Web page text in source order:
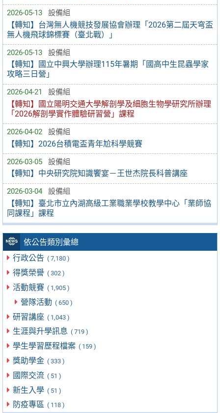
2026-05-13 設備組
【轉知】台灣無人機競技發展協會辦理「2026第二屆天穹盃
無人機飛球錦標賽（臺北戰）」
2026-05-13 設備組
【轉知】國立中興大學辦理115年暑期「國高中生昆蟲學家
攻略三日營」
2026-04-21 設備組
【轉知】國立陽明交通大學解剖學及細胞生物學研究所辦理
「2026解剖學實作體驗研習營」課程
2026-04-02 設備組
【轉知】2026台積電盃青年尬科學競賽
2026-03-05 設備組
【轉知】中央研究院知識饗宴－王世杰院長科普講座
2026-03-04 設備組
【轉知】臺北市立內湖高級工業職業學校教學中心「業師協
同課程」課程
依公告類別彙總
行政公告 ( 7,180 )
得獎榮譽 ( 302 )
活動競賽 ( 1,905 )
營隊活動 ( 650 )
研習講座 ( 1,043 )
生涯與升學訊息 ( 719 )
學生學習歷程檔案 ( 159 )
獎助學金 ( 333 )
國際交流 ( 51 )
新生入學 ( 51 )
防疫專區 ( 118 )